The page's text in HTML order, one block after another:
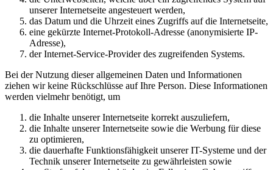
unserer Internetseite angesteuert werden,
das Datum und die Uhrzeit eines Zugriffs auf die Internetseite,
eine gekürzte Internet-Protokoll-Adresse (anonymisierte IP-
Adresse),
der Internet-Service-Provider des zugreifenden Systems.
Bei der Nutzung dieser allgemeinen Daten und Informationen
ziehen wir keine Rückschlüsse auf Ihre Person. Diese Informationen
werden vielmehr benötigt, um
die Inhalte unserer Internetseite korrekt auszuliefern,
die Inhalte unserer Internetseite sowie die Werbung für diese
zu optimieren,
die dauerhafte Funktionsfähigkeit unserer IT-Systeme und der
Technik unserer Internetseite zu gewährleisten sowie